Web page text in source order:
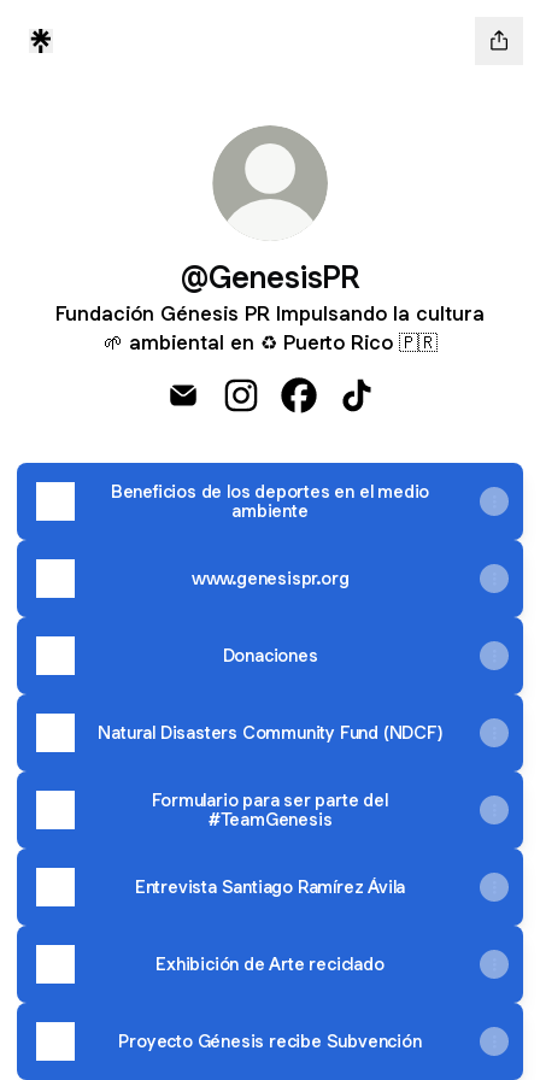
@GenesisPR
Fundación Génesis PR Impulsando la cultura
🌱 ambiental en ♻️ Puerto Rico 🇵🇷
Beneficios de los deportes en el medio
ambiente
www.genesispr.org
Donaciones
Natural Disasters Community Fund (NDCF)
Formulario para ser parte del
#TeamGenesis
Entrevista Santiago Ramírez Ávila
Exhibición de Arte reciclado
Proyecto Génesis recibe Subvención